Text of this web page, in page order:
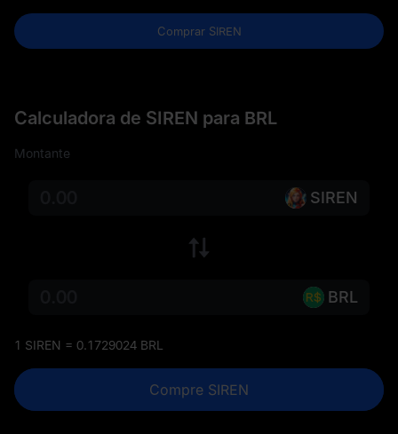
Comprar SIREN
Calculadora de SIREN para BRL
Montante
SIREN
BRL
1 SIREN = 0.1729024 BRL
Compre SIREN